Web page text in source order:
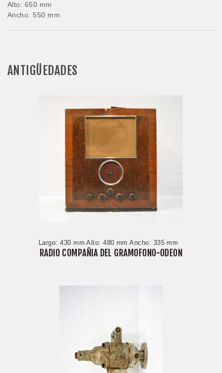
Alto: 650 mm
Ancho: 550 mm
ANTIGÜEDADES
Largo: 430 mm Alto: 480 mm Ancho: 335 mm
RADIO COMPAÑIA DEL GRAMOFONO-ODEON